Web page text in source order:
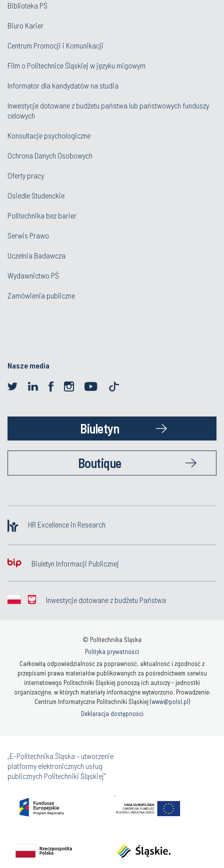
Biblioteka PŚ
Biuro Karier
Centrum Promocji i Komunikacji
Film o Politechnice Śląskiej w języku migowym
Informator dla kandydatów na studia
Inwestycje dotowane z budżetu państwa lub państwowych funduszy
celowych
Konsultacje psychologiczne
Ochrona Danych Osobowych
Oferty pracy
Osiedle Studenckie
Politechnika bez barier
Serwis Prawo
Uczelnia Badawcza
Wydawnictwo PŚ
Zamówienia publiczne
Nasze media
Biuletyn
Boutique
HR Excellence in Research
Biuletyn Informacji Publicznej
Inwestycje dotowane z budżetu Państwa
© Politechnika Śląska
Polityka prywatności
Całkowitą odpowiedzialność za poprawność, aktualność i zgodność z
przepisami prawa materiałów publikowanych za pośrednictwem serwisu
internetowego Politechniki Śląskiej ponoszą ich autorzy - jednostki
organizacyjne, w których materiały informacyjne wytworzono. Prowadzenie:
Centrum Informatyczne Politechniki Śląskiej (www@polsl.pl)
Deklaracja dostępności
„E-Politechnika Śląska - utworzenie
platformy elektronicznych usług
publicznych Politechniki Śląskiej”